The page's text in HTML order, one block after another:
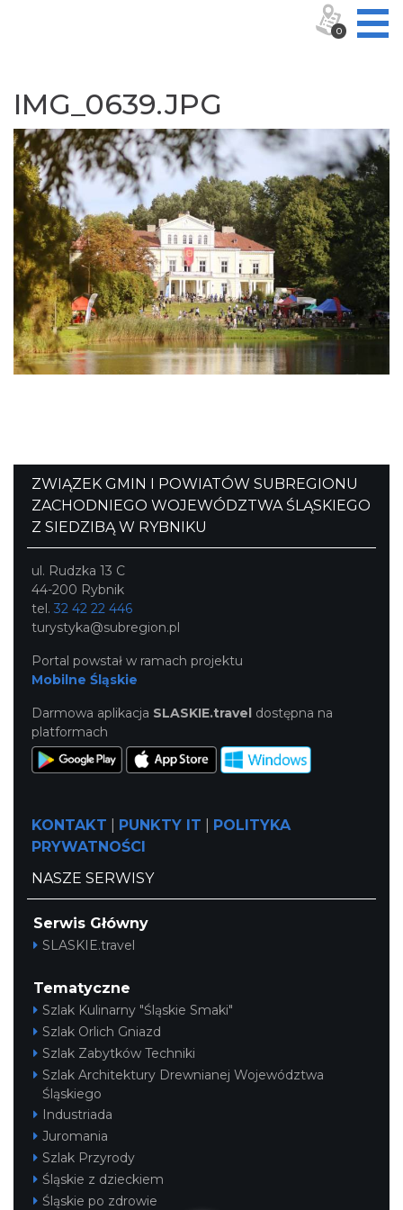
IMG_0639.JPG
ZWIĄZEK GMIN I POWIATÓW SUBREGIONU
ZACHODNIEGO WOJEWÓDZTWA ŚLĄSKIEGO
Z SIEDZIBĄ W RYBNIKU
ul. Rudzka 13 C
44-200 Rybnik
tel. 32 42 22 446
turystyka@subregion.pl
Portal powstał w ramach projektu
Mobilne Śląskie
Darmowa aplikacja SLASKIE.travel dostępna na
platformach
KONTAKT PUNKTY IT
POLITYKA
PRYWATNOŚCI
NASZE SERWISY
Serwis Główny
SLASKIE.travel
Tematyczne
Szlak Kulinarny "Śląskie Smaki"
Szlak Orlich Gniazd
Szlak Zabytków Techniki
Szlak Architektury Drewnianej Województwa
Śląskiego
Industriada
Juromania
Szlak Przyrody
Śląskie z dzieckiem
Śląskie po zdrowie
0